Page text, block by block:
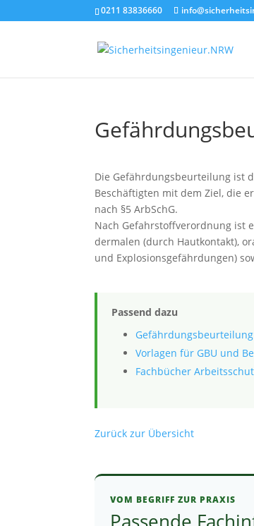
0211 83836660
Die Gefährdungsbeurteilung ist
Beschäftigten mit dem Ziel, die
nach §5 ArbSchG.
Nach Gefahrstoffverordnung ist
dermalen (durch Hautkontakt),
und Explosionsgefährdungen)
Passend dazu
Vorlagen für GBU und
Fachbücher
Zurück zur Übersicht
VOM BEGRIFF ZUR PRAXIS